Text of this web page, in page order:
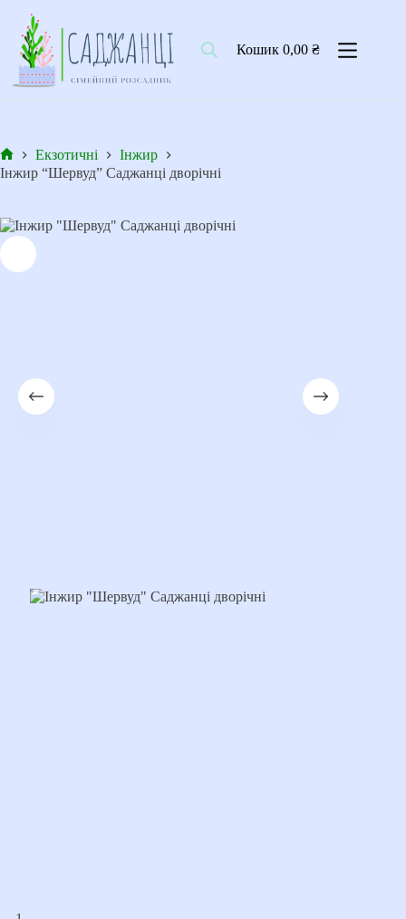
вмісту
Кошик0,00₴
Головна
Екзотичні
Інжир
Інжир “Шервуд” Саджанці дворічні